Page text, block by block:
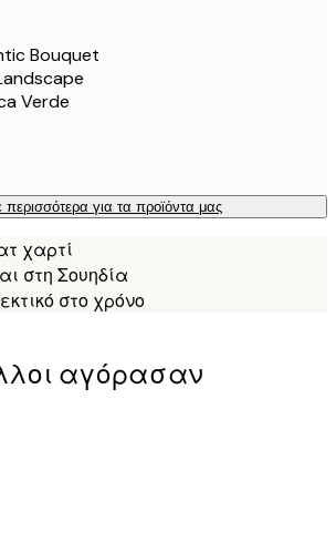
Bouquet
Verde
περισσότερα για τα προϊόντα μας
χαρτί
στη Σουηδία
στο χρόνο
αγόρασαν